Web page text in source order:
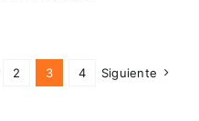
2 3 4 Siguiente